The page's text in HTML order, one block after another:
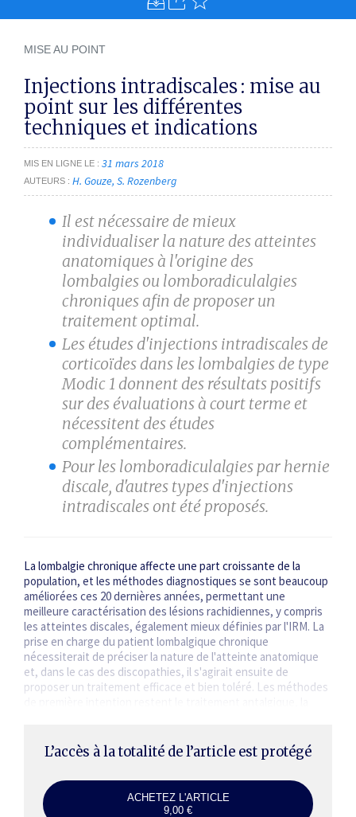
MISE AU POINT
Injections intradiscales : mise au
point sur les différentes
techniques et indications
MIS EN LIGNE LE 31 mars 2018
AUTEURS H. Gouze S. Rozenberg
Il est nécessaire de mieux
individualiser la nature des atteintes
anatomiques à l'origine des
lombalgies ou lomboradiculalgies
chroniques afin de proposer un
traitement optimal.
Les études d'injections intradiscales de
corticoïdes dans les lombalgies de type
Modic 1 donnent des résultats positifs
sur des évaluations à court terme et
nécessitent des études
complémentaires.
Pour les lomboradiculalgies par hernie
discale, d'autres types d'injections
intradiscales ont été proposés.
La lombalgie chronique affecte une part croissante de la
population, et les méthodes ­diagnostiques se sont beaucoup
améliorées ces 20 dernières années, permettant une
meilleure caractérisation des lésions rachidiennes, y compris
les atteintes discales, également mieux définies par l'IRM. La
prise en charge du patient lombalgique chronique
nécessiterait de préciser la nature de l'atteinte anatomique
et, dans le cas des discopathies, il s'agirait ensuite de
proposer un traitement efficace et bien toléré. Les méthodes
L’accès à la totalité de l’article est protégé
ACHETEZ L'ARTICLE
9,00 €